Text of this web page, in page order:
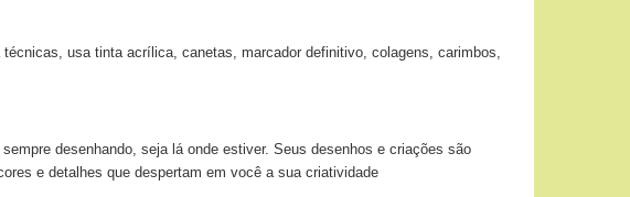
usa tinta acrílica, canetas, marcador definitivo, colagens, carimbos,
desenhando, seja lá onde estiver. Seus desenhos e criações são
e detalhes que despertam em você a sua criatividade